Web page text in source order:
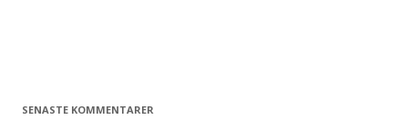
SENASTE KOMMENTARER